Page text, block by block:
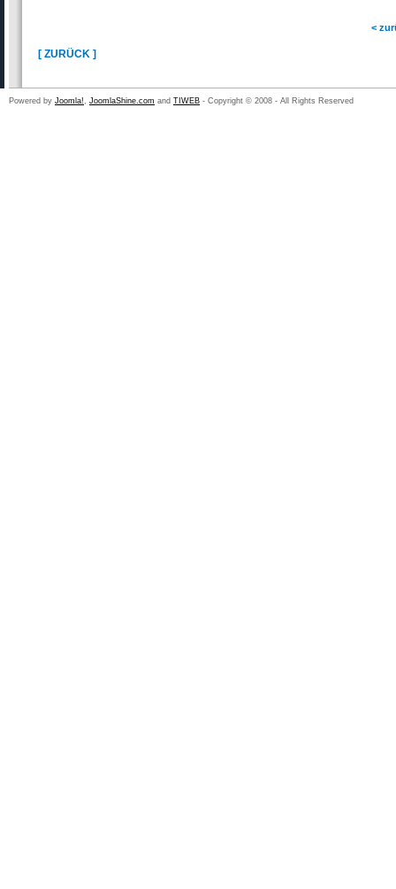
<
[ ZURÜCK ]
Powered by Joomla!, JoomlaShine.com and TIWEB - Copyright © 2008 - All Rights Reserved